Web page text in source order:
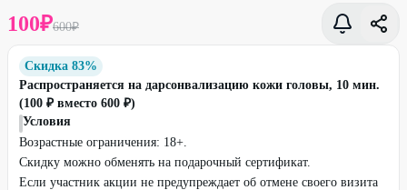
100₽600₽
Скидка 83%
Распространяется на дарсонвализацию кожи головы, 10 мин.
(100 ₽ вместо 600 ₽)
Условия
Возрастные ограничения: 18+.
Скидку можно обменять на подарочный сертификат.
Если участник акции не предупреждает об отмене своего визита